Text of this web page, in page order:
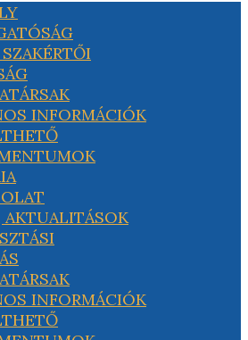
INFORMÁCIÓK
AKTUALITÁSOK
INFORMÁCIÓK